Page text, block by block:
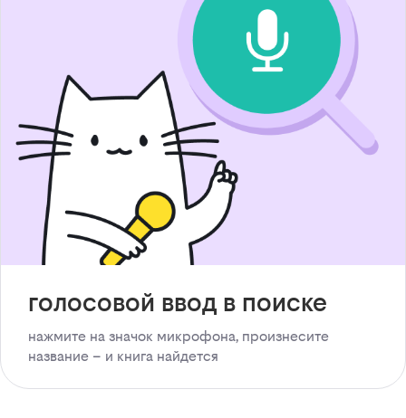
голосовой ввод в поиске
нажмите на значок микрофона, произнесите
название – и книга найдется